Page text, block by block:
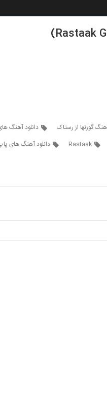
گوزنها از رستاک
دانلود آهنگ
Rastaak دانلود آهنگ های